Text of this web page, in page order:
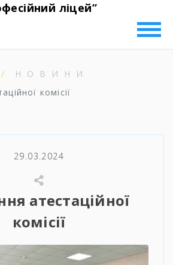
ліцей”
НОВИНИ
комісії
29.03.2024
атестаційної
комісії